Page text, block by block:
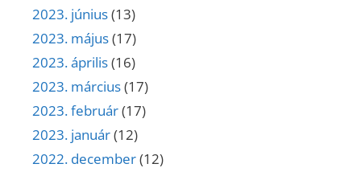
2023. június(13)
2023. május(17)
2023. április(16)
2023. március(17)
2023. február(17)
2023. január(12)
2022. december(12)